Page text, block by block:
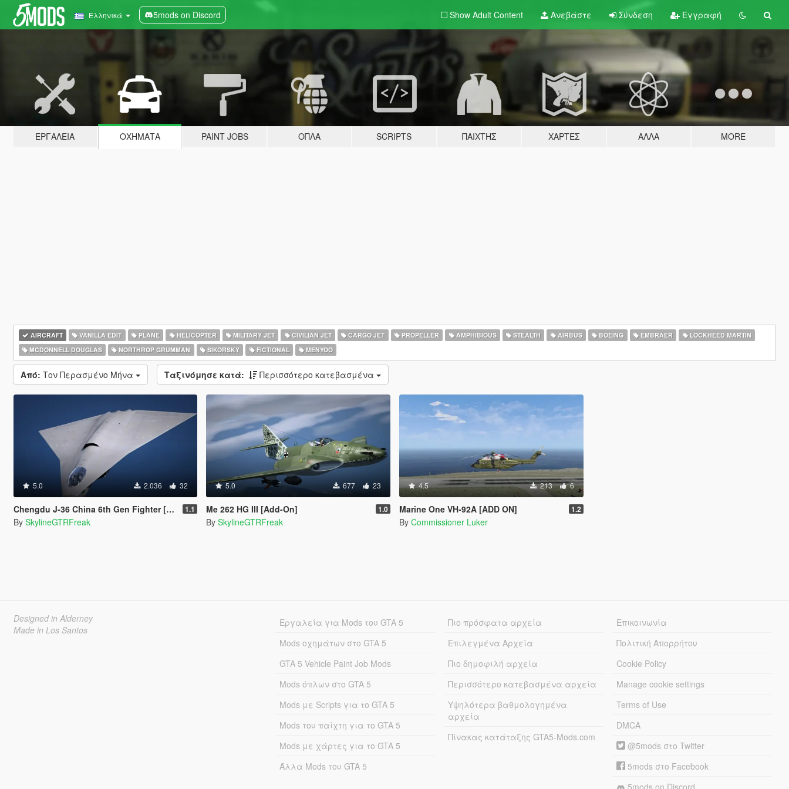
Ελληνικά 5mods on Discord Show Adult Content Ανεβάστε Σύνδεση Εγγραφή
ΕΡΓΑΛΕΊΑ ΟΧΉΜΑΤΑ PAINT JOBS ΌΠΛΑ SCRIPTS ΠΑΊΧΤΗΣ ΧΆΡΤΕΣ ΆΛΛΑ MORE
AIRCRAFT VANILLA EDIT PLANE HELICOPTER MILITARY JET CIVILIAN JET CARGO JET PROPELLER AMPHIBIOUS STEALTH AIRBUS BOEING EMBRAER
LOCKHEED MARTIN
MCDONNELL DOUGLAS
NORTHROP GRUMMAN SIKORSKY FICTIONAL MENYOO
Από: Τον Περασμένο Μήνα Ταξινόμησε κατά: Περισσότερο κατεβασμένα
5.0 2.036 32
Chengdu J-36 China 6th Gen Fighter [Add-On | VehFuncs V] 1.1
By SkylineGTRFreak
5.0 677 23
Me 262 HG III [Add-On] 1.0
By SkylineGTRFreak
4.5 213 6
Marine One VH-92A [ADD ON] 1.2
By Commissioner Luker
Designed in Alderney
Made in Los Santos
Εργαλεία για Mods του GTA 5
Mods οχημάτων στο GTA 5
GTA 5 Vehicle Paint Job Mods
Mods όπλων στο GTA 5
Mods με Scripts για το GTA 5
Mods του παίχτη για το GTA 5
Mods με χάρτες για το GTA 5
Άλλα Mods του GTA 5
Πιο πρόσφατα αρχεία
Επιλεγμένα Αρχεία
Πιο δημοφιλή αρχεία
Περισσότερο κατεβασμένα αρχεία
Υψηλότερα βαθμολογημένα
αρχεία
Πίνακας κατάταξης GTA5-Mods.com
Επικοινωνία
Πολιτική Απορρήτου
Cookie Policy
Manage cookie settings
Terms of Use
DMCA
@5mods στο Twitter
5mods στο Facebook
5mods on Discord